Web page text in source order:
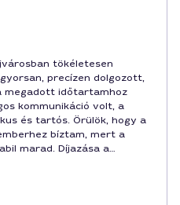
tökéletesen
precízen dolgozott,
megadott időtartamhoz
kommunikáció volt, a
és tartós. Örülök, hogy a
bíztam, mert a
marad. Díjazása a